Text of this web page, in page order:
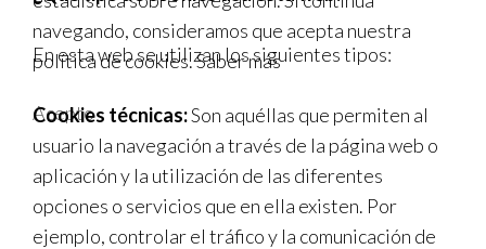
navegando, consideramos que acepta nuestra
política de cookies.Saber más
Acepto
En esta web se utilizan los siguientes tipos:
Cookies técnicas:Son aquéllas que permiten al
usuario la navegación a través de la página web o
aplicación y la utilización de las diferentes
opciones o servicios que en ella existen. Por
ejemplo, controlar el tráfico y la comunicación de